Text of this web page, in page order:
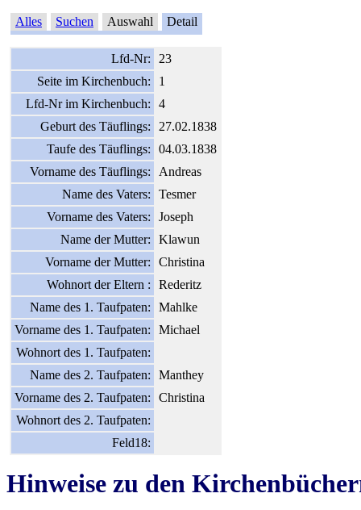
Alles Suchen Auswahl Detail
Lfd-Nr:
23
Seite im Kirchenbuch:
1
Lfd-Nr im Kirchenbuch:
4
Geburt des Täuflings:
27.02.1838
Taufe des Täuflings:
04.03.1838
Vorname des Täuflings:
Andreas
Name des Vaters:
Tesmer
Vorname des Vaters:
Joseph
Name der Mutter:
Klawun
Vorname der Mutter:
Christina
Wohnort der Eltern :
Rederitz
Name des 1. Taufpaten:
Mahlke
Vorname des 1. Taufpaten:
Michael
Wohnort des 1. Taufpaten:
Name des 2. Taufpaten:
Manthey
Vorname des 2. Taufpaten:
Christina
Wohnort des 2. Taufpaten:
Feld18:
Hinweise zu den